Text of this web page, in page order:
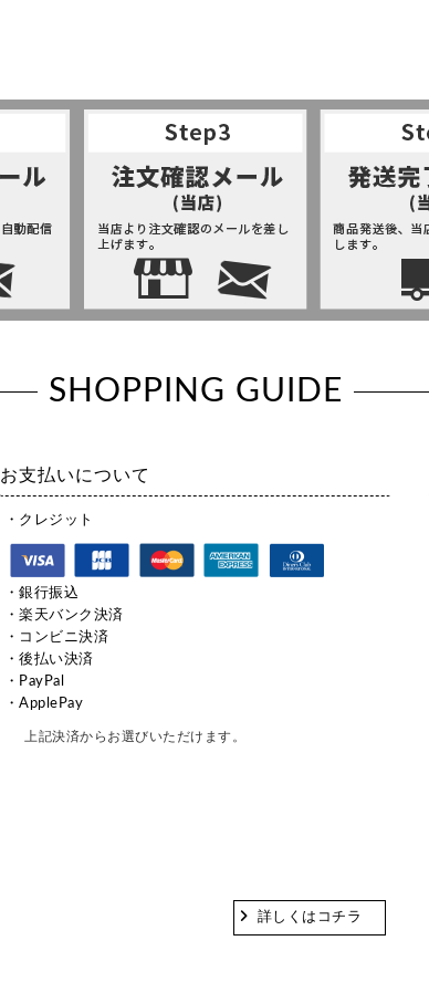
SHOPPING GUIDE
お支払いについて
・クレジット
・銀行振込
・楽天バンク決済
・コンビニ決済
・後払い決済
・PayPal
・ApplePay
上記決済からお選びいただけます。
詳しくはコチラ